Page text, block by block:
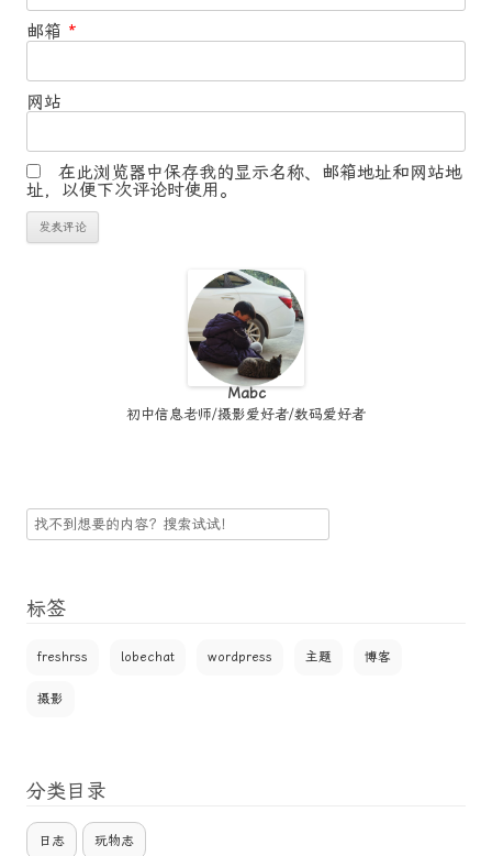
邮箱 *
网站
在此浏览器中保存我的显示名称、邮箱地址和网站地
址，以便下次评论时使用。
Mabc
初中信息老师/摄影爱好者/数码爱好者
搜
标签
freshrss lobechat wordpress 主题 博客
摄影
分类目录
日志 玩物志